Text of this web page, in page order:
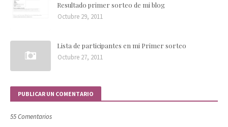
Resultado primer sorteo de mi blog
Octubre 29, 2011
Lista de participantes en mi Primer sorteo
Octubre 27, 2011
PUBLICAR UN COMENTARIO
55 Comentarios